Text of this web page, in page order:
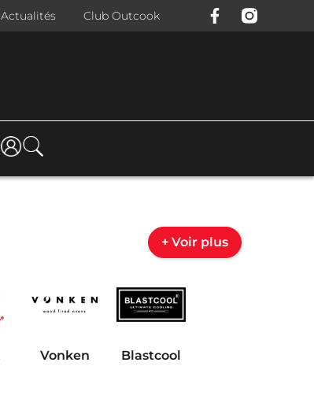
Actualités Club Outcook
Vonken Blastcool
+ Voir plus